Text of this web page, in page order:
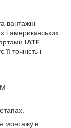
вантажні
і американських
IATF
її точність і
монтажу в